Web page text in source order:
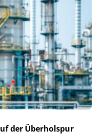
der Überholspur